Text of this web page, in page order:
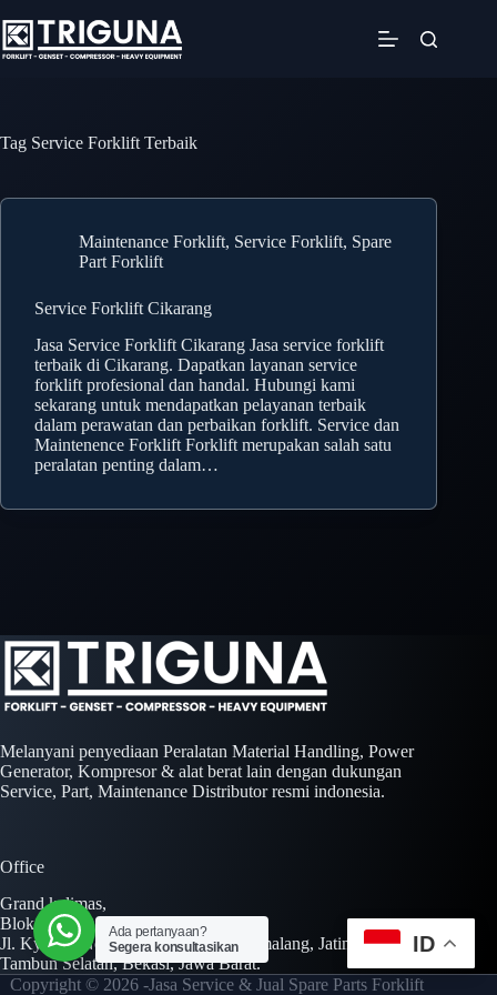
to
content
Tag Service Forklift Terbaik
Maintenance Forklift, Service Forklift, Spare
Part Forklift
Service Forklift Cikarang
Jasa Service Forklift Cikarang Jasa service forklift
terbaik di Cikarang. Dapatkan layanan service
forklift profesional dan handal. Hubungi kami
sekarang untuk mendapatkan pelayanan terbaik
dalam perawatan dan perbaikan forklift. Service dan
Maintenence Forklift Forklift merupakan salah satu
peralatan penting dalam…
Melanyani penyediaan Peralatan Material Handling, Power
Generator, Kompresor & alat berat lain dengan dukungan
Service, Part, Maintenance Distributor resmi indonesia.
Office
Grand kalimas,
Blok A No. 01 Kav. AA No. 01-02,
Jl. Kyai H. Noer Ali Jl. Inspeksi Kalimalang, Jatimulya,
Tambun Selatan, Bekasi, Jawa Barat.
Copyright © 2026 -Jasa Service & Jual Spare Parts Forklift
ID
Ada pertanyaan?
Segera konsultasikan